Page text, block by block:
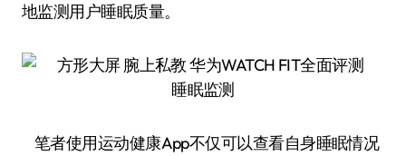
地监测用户睡眠质量。
睡眠监测
笔者使用运动健康App不仅可以查看自身睡眠情况